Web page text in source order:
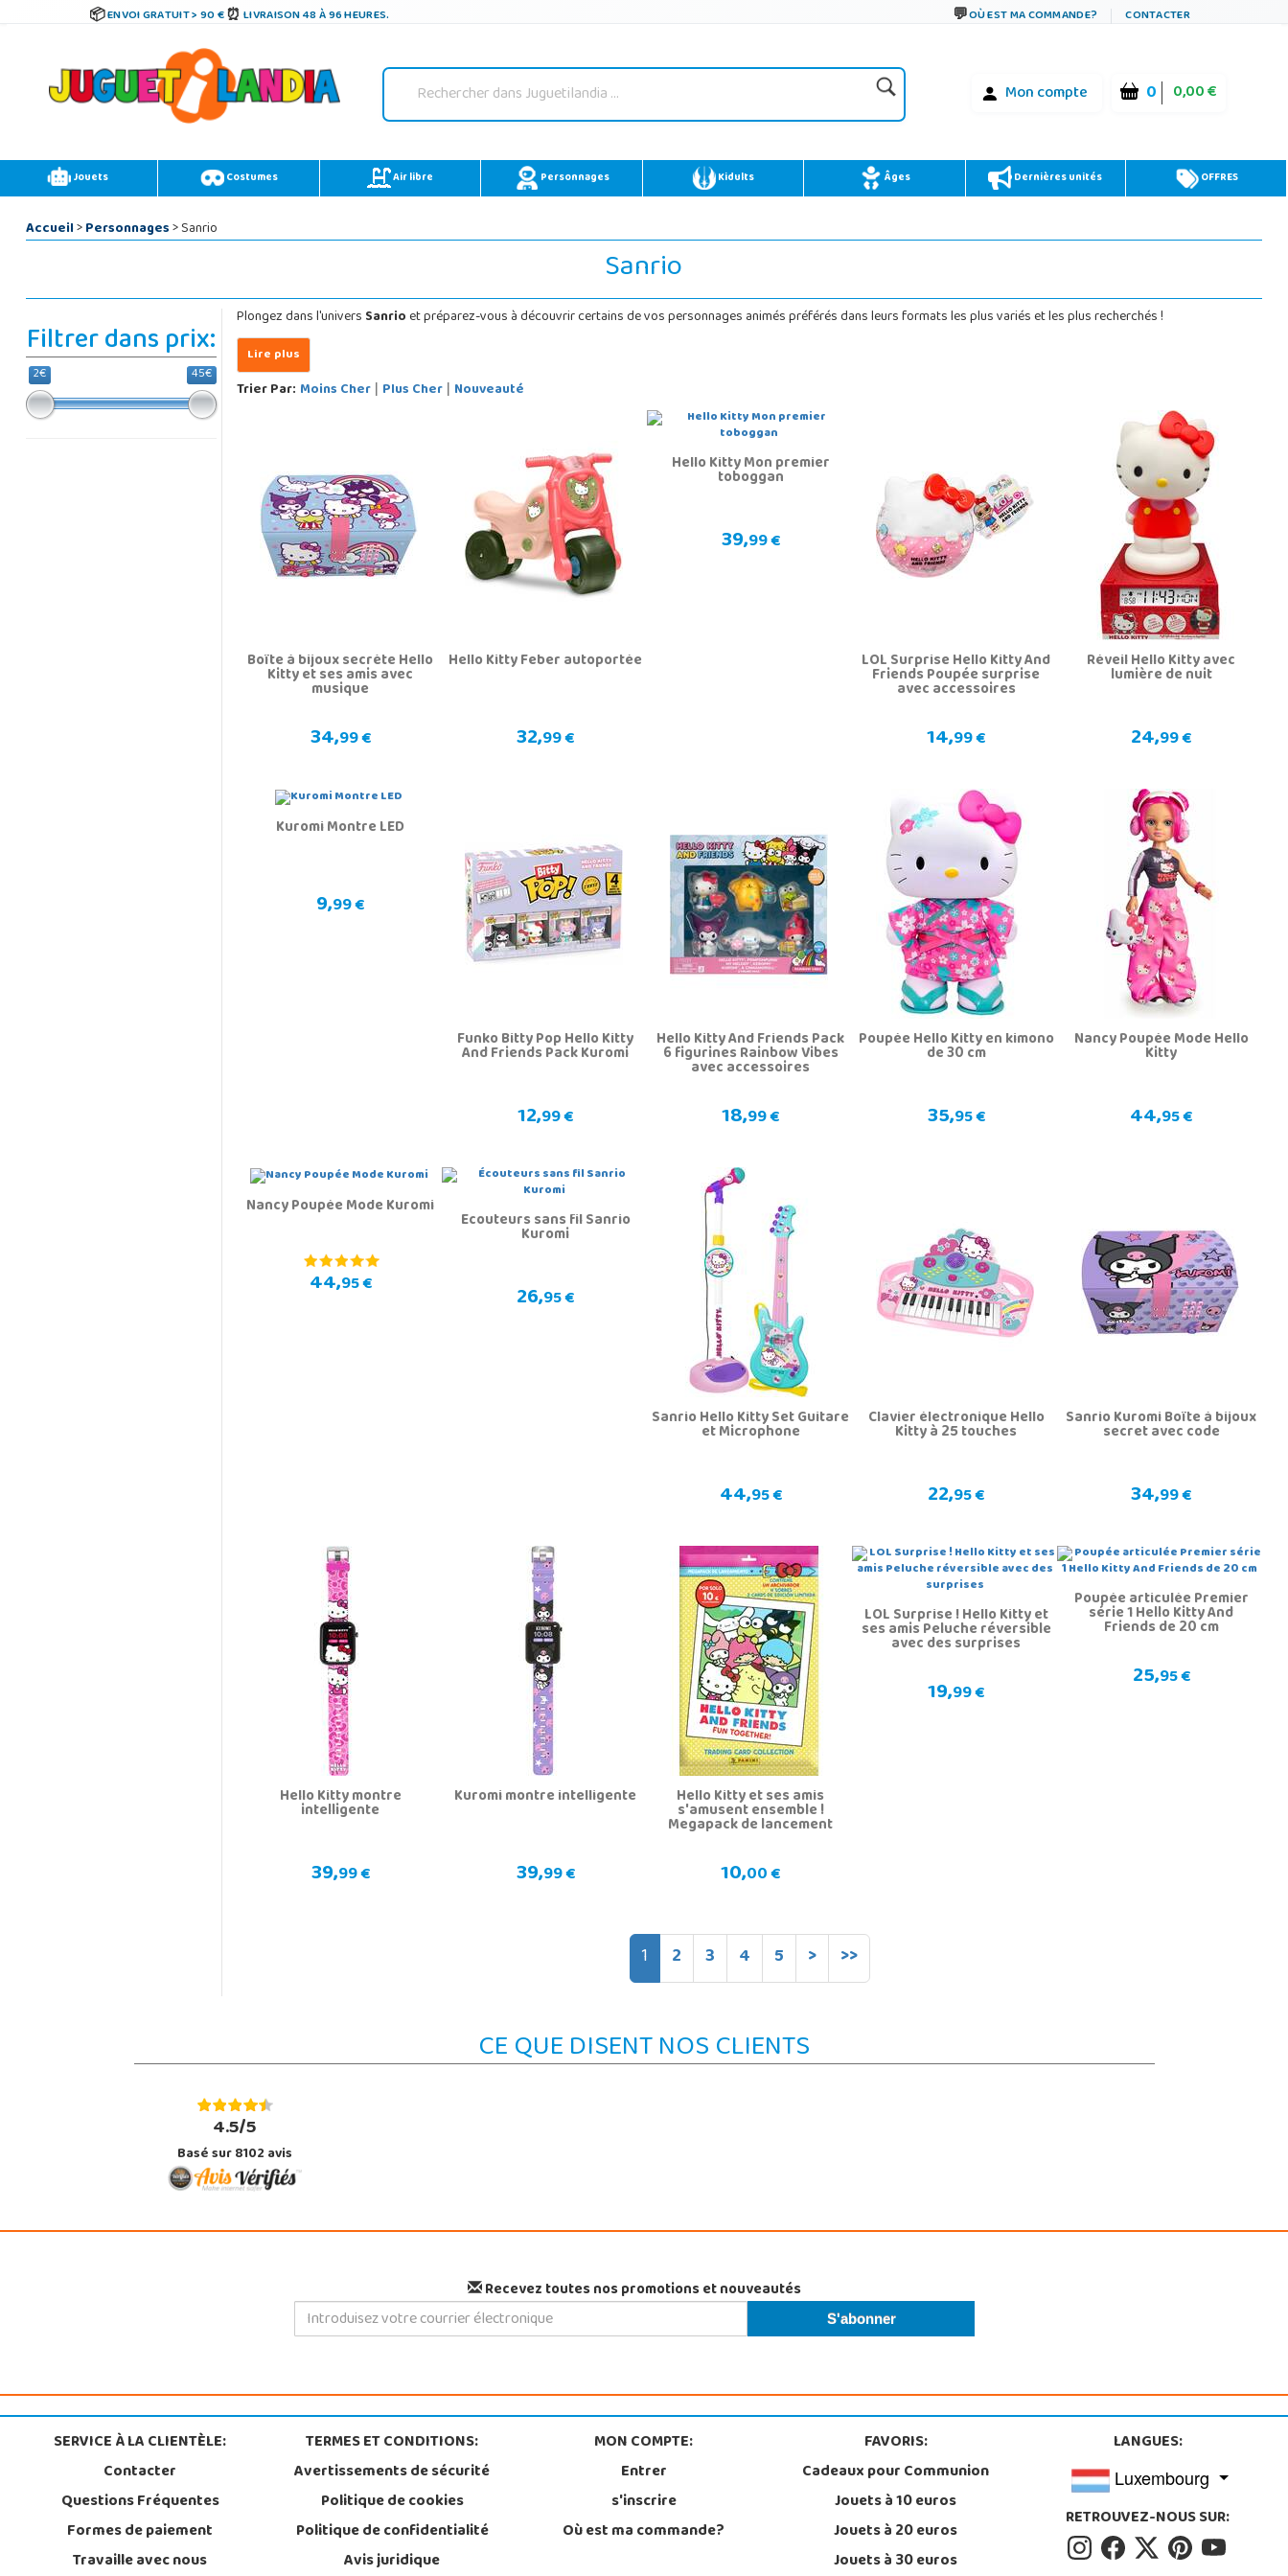
ENVOI GRATUIT > 90 € LIVRAISON 48 À 96 HEURES. OÙ EST MA COMMANDE? CONTACTER
Mon compte 0 0,00 €
Jouets Costumes Air libre Personnages Kidults Âges Dernières unités OFFRES
Accueil>Personnages> Sanrio
Sanrio
Filtrer dans prix:
2€ 45€
Plongez dans l'universSanrioet préparez-vous à découvrir certains de vos personnages animés préférés dans leurs formats les plus variés et les plus recherchés !
Trier Par: Moins Cher| Plus Cher| Nouveauté
Boîte à bijoux secrète Hello
Kitty et ses amis avec
musique
34,99 €
Hello Kitty Feber autoportée
32,99 €
Hello Kitty Mon premier
toboggan
39,99 €
LOL Surprise Hello Kitty And
Friends Poupée surprise
avec accessoires
14,99 €
Réveil Hello Kitty avec
lumière de nuit
24,99 €
Kuromi Montre LED
9,99 €
Funko Bitty Pop Hello Kitty
And Friends Pack Kuromi
12,99 €
Hello Kitty And Friends Pack
6 figurines Rainbow Vibes
avec accessoires
18,99 €
Poupée Hello Kitty en kimono
de 30 cm
35,95 €
Nancy Poupée Mode Hello
Kitty
44,95 €
Nancy Poupée Mode Kuromi
44,95 €
Écouteurs sans fil Sanrio
Kuromi
26,95 €
Sanrio Hello Kitty Set Guitare
et Microphone
44,95 €
Clavier électronique Hello
Kitty à 25 touches
22,95 €
Sanrio Kuromi Boîte à bijoux
secret avec code
34,99 €
Hello Kitty montre
intelligente
39,99 €
Kuromi montre intelligente
39,99 €
Hello Kitty et ses amis
s'amusent ensemble !
Megapack de lancement
10,00 €
LOL Surprise ! Hello Kitty et
ses amis Peluche réversible
avec des surprises
19,99 €
Poupée articulée Premier
série 1 Hello Kitty And
Friends de 20 cm
25,95 €
1 2 3 4 5 > >>
CE QUE DISENT NOS CLIENTS
4.5/5
Basé sur 8102 avis
Recevez toutes nos promotions et nouveautés
SERVICE À LA CLIENTÈLE:
Contacter
Questions Fréquentes
Formes de paiement
Travaille avec nous
TERMES ET CONDITIONS:
Avertissements de sécurité
Politique de cookies
Politique de confidentialité
Avis juridique
MON COMPTE:
Entrer
s'inscrire
Où est ma commande?
FAVORIS:
Cadeaux pour Communion
Jouets à 10 euros
Jouets à 20 euros
Jouets à 30 euros
LANGUES:
Luxembourg
RETROUVEZ-NOUS SUR: